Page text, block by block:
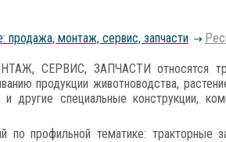
продажа, монтаж, сервис, запчасти
СЕРВИС, ЗАПЧАСТИ относятся
продукции животноводства,
другие специальные конструкции,
профильной тематике: тракторные